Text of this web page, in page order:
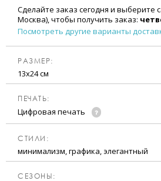
Сделайте заказ сегодня и выберите
Москва), чтобы получить заказ:
Посмотреть другие варианты
РАЗМЕР:
13х24 см
ПЕЧАТЬ:
Цифровая печать
CТИЛИ:
минимализм, графика, элегантный
CЕЗОНЫ: